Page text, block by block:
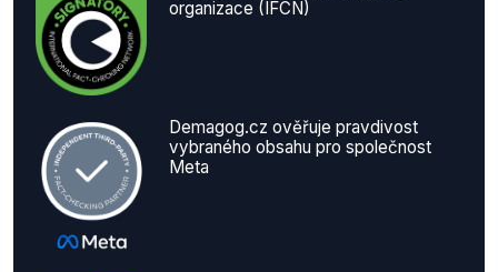
organizace (IFCN)
Demagog.cz ověřuje pravdivost
vybraného obsahu pro společnost
Meta